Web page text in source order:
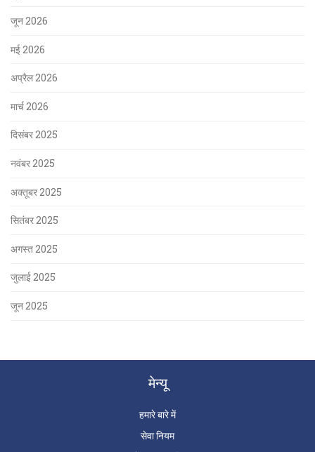
जून 2026
मई 2026
अप्रैल 2026
मार्च 2026
दिसंबर 2025
नवंबर 2025
अक्तूबर 2025
सितंबर 2025
अगस्त 2025
जुलाई 2025
जून 2025
मेन्यू
हमारे बारे में
सेवा नियम